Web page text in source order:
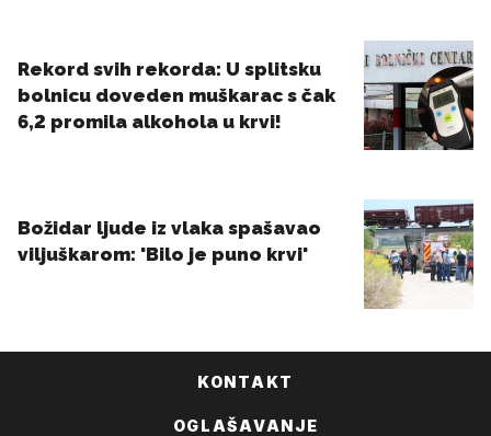
KONTAKT
OGLAŠAVANJE